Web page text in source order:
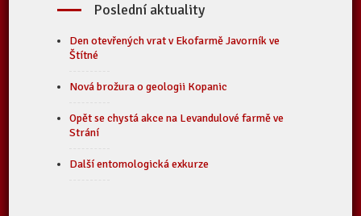
Poslední aktuality
Den otevřených vrat v Ekofarmě Javorník ve
Štítné
Nová brožura o geologii Kopanic
Opět se chystá akce na Levandulové farmě ve
Strání
Další entomologická exkurze